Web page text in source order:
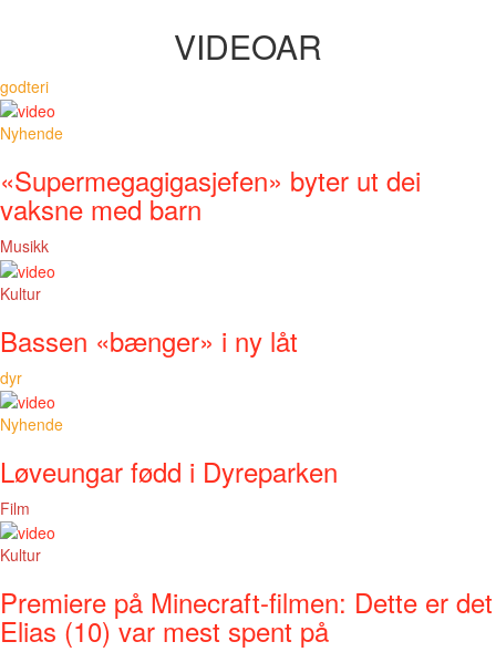
VIDEOAR
godteri
Nyhende
«Supermegagigasjefen» byter ut dei
vaksne med barn
Musikk
Kultur
Bassen «bænger» i ny låt
dyr
Nyhende
Løveungar fødd i Dyreparken
Film
Kultur
Premiere på Minecraft-filmen: Dette er det
Elias (10) var mest spent på